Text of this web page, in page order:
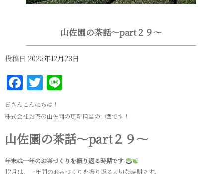
山佐園の茶話～part２９～
投稿日 2025年12月23日
Facebook
Twitter
皆さんこんにちは！
株式会社お茶の山佐園の更新担当の中西です！
山佐園の茶話～part２９～
年末は一年のお茶づくりを振り返る時期です
12月は、一年間のお茶づくりを振り返る大切な時期です。